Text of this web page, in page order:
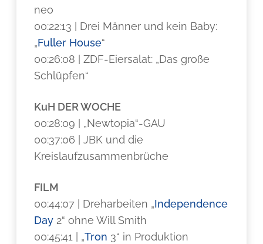
neo
00:22:13 | Drei Männer und kein Baby:
„Fuller House“
00:26:08 | ZDF-Eiersalat: „Das große
Schlüpfen“
KuH DER WOCHE
00:28:09 | „Newtopia“-GAU
00:37:06 | JBK und die
Kreislaufzusammenbrüche
FILM
00:44:07 | Dreharbeiten „Independence
Day 2“ ohne Will Smith
00:45:41 | „Tron 3“ in Produktion